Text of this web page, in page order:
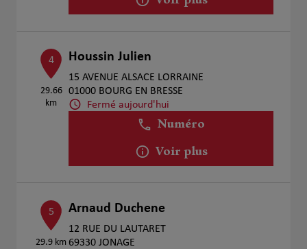
4
29.66
km
Houssin Julien
15 AVENUE ALSACE LORRAINE
01000 BOURG EN BRESSE
Fermé aujourd'hui
Numéro
Voir plus
5
29.9 km
Arnaud Duchene
12 RUE DU LAUTARET
69330 JONAGE